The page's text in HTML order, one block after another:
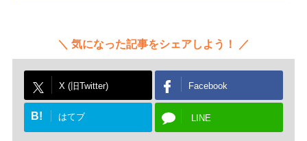
気になった記事をシェアしよう！
X (旧Twitter) Facebook
B! はてブ LINE